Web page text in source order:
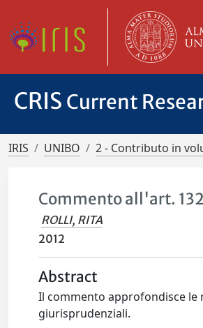
CRIS Current
IRIS UNIBO 2 - Contributo in
Commento all'art.
ROLLI, RITA
2012
Abstract
Il commento approfondisce
giurisprudenziali.